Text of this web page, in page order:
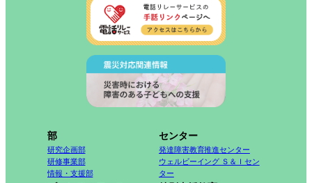
部
研究企画部
研修事業部
情報・支援部
センター
発達障害教育推進センター
ウェルビーイング Ｓ＆Ｉセン
ター